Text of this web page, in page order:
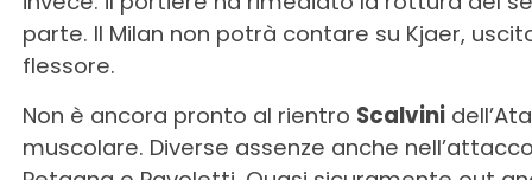
parte. Il Milan non potrà contare su Kjaer,
flessore.
Non è ancora pronto al rientro Scalvini
muscolare. Diverse assenze anche